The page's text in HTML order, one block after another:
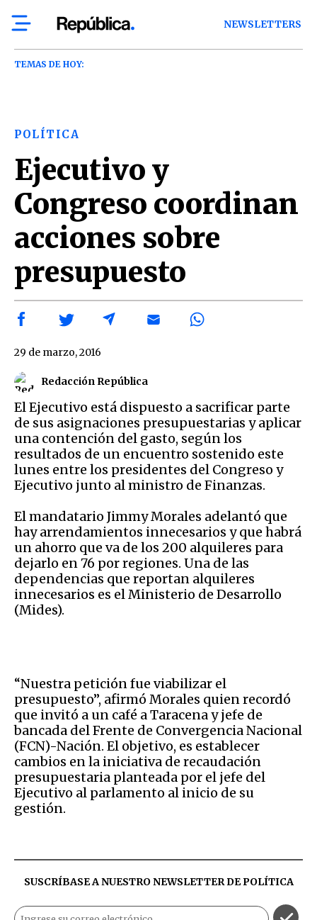
NEWSLETTERS
TEMAS DE HOY:
POLÍTICA
Ejecutivo y
Congreso coordinan
acciones sobre
presupuesto
Redacción República
29 de marzo, 2016
El Ejecutivo está dispuesto a sacrificar parte
de sus asignaciones presupuestarias y aplicar
una contención del gasto, según los
resultados de un encuentro sostenido este
lunes entre los presidentes del Congreso y
Ejecutivo junto al ministro de Finanzas.
El mandatario Jimmy Morales adelantó que
hay arrendamientos innecesarios y que habrá
un ahorro que va de los 200 alquileres para
dejarlo en 76 por regiones. Una de las
dependencias que reportan alquileres
innecesarios es el Ministerio de Desarrollo
(Mides).
“Nuestra petición fue viabilizar el
presupuesto”, afirmó Morales quien recordó
que invitó a un café a Taracena y jefe de
bancada del Frente de Convergencia Nacional
(FCN)-Nación. El objetivo, es establecer
cambios en la iniciativa de recaudación
presupuestaria planteada por el jefe del
Ejecutivo al parlamento al inicio de su
gestión.
SUSCRÍBASE A NUESTRO NEWSLETTER DEPOLÍTICA